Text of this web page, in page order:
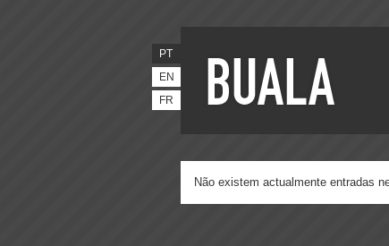
PT
EN
FR
Não existem actualmente entradas